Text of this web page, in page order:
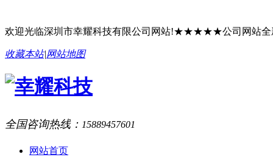
欢迎光临深圳市幸耀科技有限公司网站!★★★★★公司网站全
收藏本站|网站地图
全国咨询热线： 15889457601
网站首页